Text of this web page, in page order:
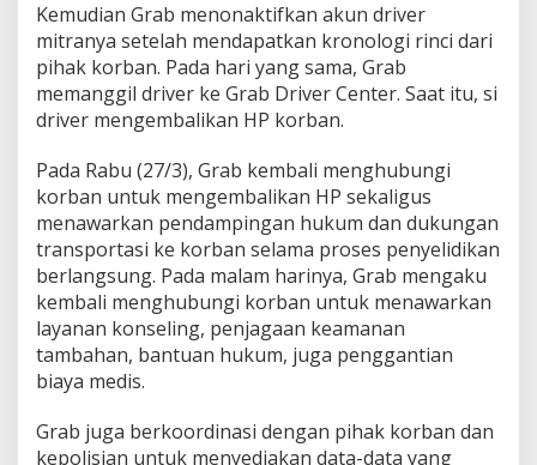
Kemudian Grab menonaktifkan akun driver
mitranya setelah mendapatkan kronologi rinci dari
pihak korban. Pada hari yang sama, Grab
memanggil driver ke Grab Driver Center. Saat itu, si
driver mengembalikan HP korban.
Pada Rabu (27/3), Grab kembali menghubungi
korban untuk mengembalikan HP sekaligus
menawarkan pendampingan hukum dan dukungan
transportasi ke korban selama proses penyelidikan
berlangsung. Pada malam harinya, Grab mengaku
kembali menghubungi korban untuk menawarkan
layanan konseling, penjagaan keamanan
tambahan, bantuan hukum, juga penggantian
biaya medis.
Grab juga berkoordinasi dengan pihak korban dan
kepolisian untuk menyediakan data-data yang